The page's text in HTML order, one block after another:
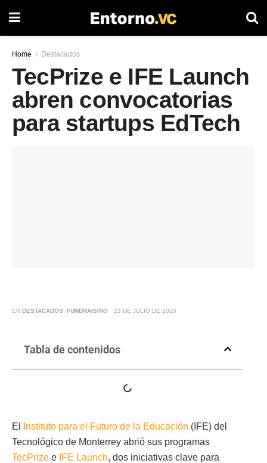
Home Destacados
TecPrize e IFE Launch
abren convocatorias
para startups EdTech
EN DESTACADOS FUNDRAISING 21 DE JULIO DE 2025
Tabla de contenidos
El Instituto para el Futuro de la Educación (IFE) del
Tecnológico de Monterrey abrió sus programas
TecPrize e IFE Launch, dos iniciativas clave para